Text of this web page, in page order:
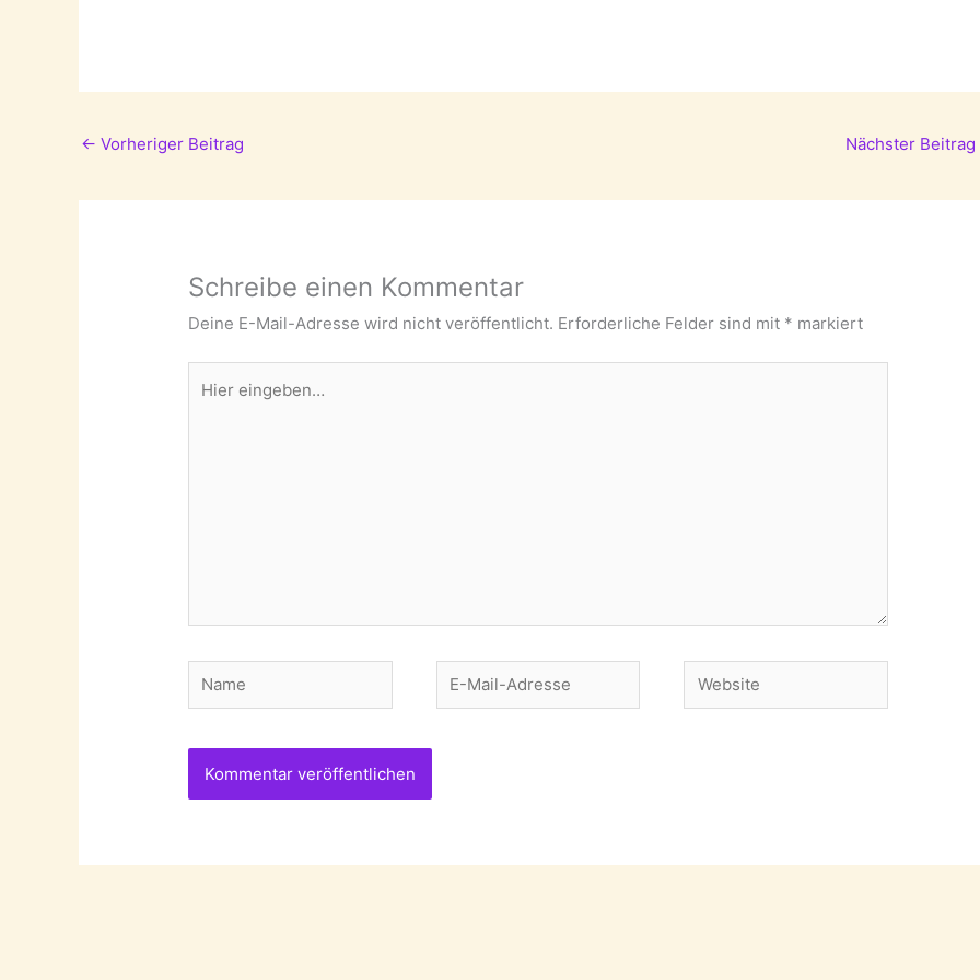
← Vorheriger Beitrag Nächster Beitrag
Schreibe einen Kommentar
Deine E-Mail-Adresse wird nicht veröffentlicht. Erforderliche Felder sind mit * markiert
eingeben…
Name
E-
Mail-
Website